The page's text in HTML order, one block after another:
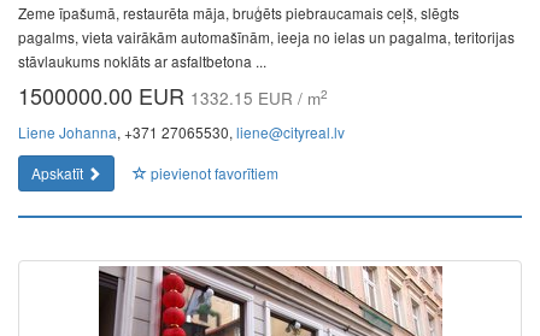
Zeme īpašumā, restaurēta māja, bruģēts piebraucamais ceļš, slēgts
pagalms, vieta vairākām automašīnām, ieeja no ielas un pagalma, teritorijas
stāvlaukums noklāts ar asfaltbetona ...
1500000.00 EUR 1332.15 EUR / m2
Liene Johanna, +371 27065530, liene@cityreal.lv
Apskatīt
pievienot favorītiem